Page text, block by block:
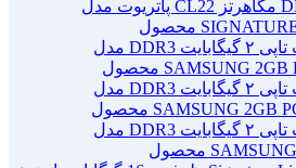
رم DDR4 3200 مگاهرتز CL22 پاتریوت مدل
رم استوک لپ تاپی ۲ گیگابایت DDR3 مدل
SAMSUNG 2GB
رم استوک لپ تاپی ۲ گیگابایت DDR3 مدل
SAMSUNG 2GB
رم استوک لپ تاپی ۲ گیگابایت DDR3 مدل